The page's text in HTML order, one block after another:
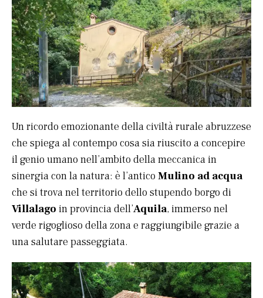
Un ricordo emozionante della civiltà rurale abruzzese
che spiega al contempo cosa sia riuscito a concepire
il genio umano nell’ambito della meccanica in
sinergia con la natura: è l’antico Mulino ad acqua
che si trova nel territorio dello stupendo borgo di
Villalago in provincia dell’Aquila, immerso nel
verde rigoglioso della zona e raggiungibile grazie a
una salutare passeggiata.